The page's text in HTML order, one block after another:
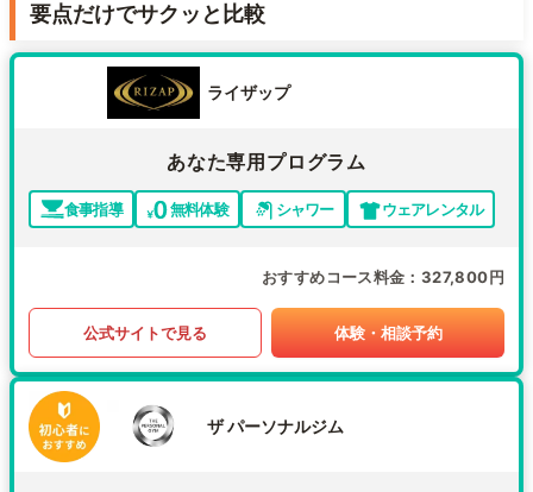
要点だけでサクッと比較
ライザップ
あなた専用プログラム
食事指導 無料体験 シャワー ウェアレンタル
おすすめコース料金 327,800円
公式サイトで見る 体験・相談予約
ザ パーソナルジム